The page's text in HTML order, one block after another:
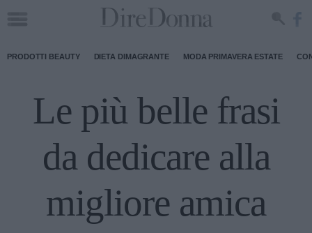
PRODOTTI BEAUTY DIETA DIMAGRANTE MODA PRIMAVERA ESTATE
Le più belle frasi
da dedicare alla
migliore amica